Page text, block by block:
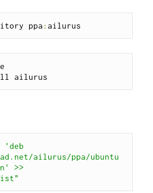
ppa:ailurus
ailurus
'deb
ailurus/ppa/ubuntu
>>